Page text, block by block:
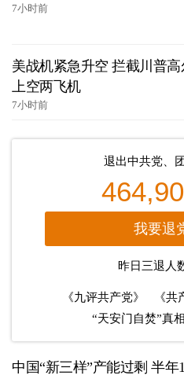
7小时前
美战机紧急升空 拦截川普
上空两飞机
7小时前
退出中共党、
我要退
昨日三退人
《九评共产党》
《共
“天安门自焚”真相
中国“新三样”产能过剩 半年